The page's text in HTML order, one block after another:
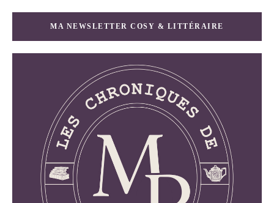
MA NEWSLETTER COSY & LITTÉRAIRE